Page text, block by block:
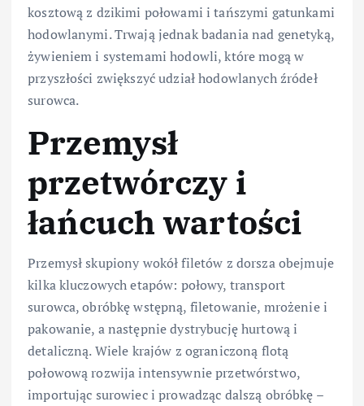
kosztową z dzikimi połowami i tańszymi gatunkami
hodowlanymi. Trwają jednak badania nad genetyką,
żywieniem i systemami hodowli, które mogą w
przyszłości zwiększyć udział hodowlanych źródeł
surowca.
Przemysł
przetwórczy i
łańcuch wartości
Przemysł skupiony wokół filetów z dorsza obejmuje
kilka kluczowych etapów: połowy, transport
surowca, obróbkę wstępną, filetowanie, mrożenie i
pakowanie, a następnie dystrybucję hurtową i
detaliczną. Wiele krajów z ograniczoną flotą
połowową rozwija intensywnie przetwórstwo,
importując surowiec i prowadząc dalszą obróbkę –